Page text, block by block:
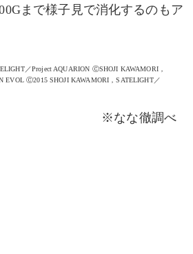
まで様子見で消化するのもア
／Project AQUARION ⒸSHOJI KAWAMORI，
EVOL Ⓒ2015 SHOJI KAWAMORI，SATELIGHT／
※なな徹調べ